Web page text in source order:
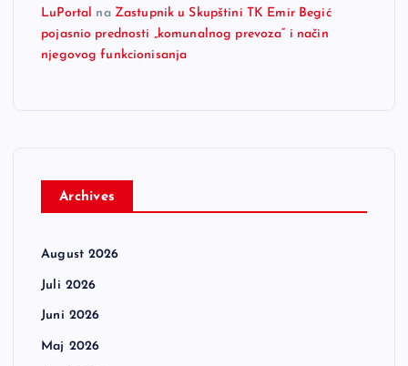
LuPortal na Zastupnik u Skupštini TK Emir Begić
pojasnio prednosti „komunalnog prevoza“ i način
njegovog funkcionisanja
Archives
August 2026
Juli 2026
Juni 2026
Maj 2026